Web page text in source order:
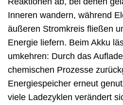
Inneren wandern, während
äußeren Stromkreis fließen
Energie liefern. Beim Akku
umkehren: Durch das
chemischen Prozesse
Energiespeicher erneut
viele Ladezyklen verändert